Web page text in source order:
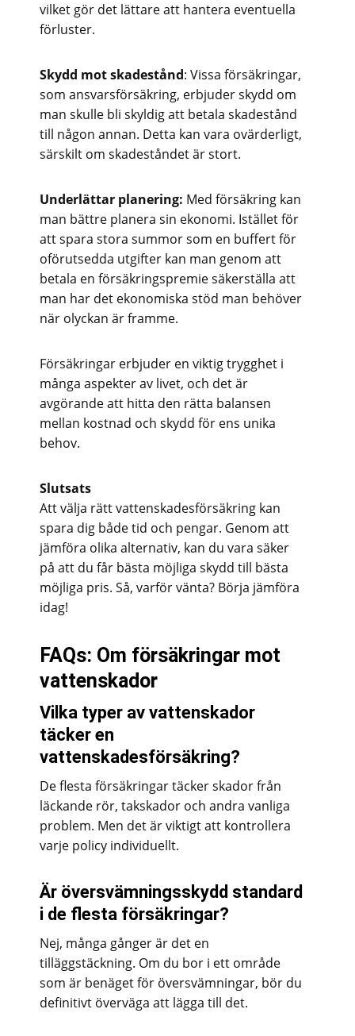
vilket gör det lättare att hantera eventuella
förluster.
Skydd mot skadestånd: Vissa försäkringar,
som ansvarsförsäkring, erbjuder skydd om
man skulle bli skyldig att betala skadestånd
till någon annan. Detta kan vara ovärderligt,
särskilt om skadeståndet är stort.
Underlättar planering: Med försäkring kan
man bättre planera sin ekonomi. Istället för
att spara stora summor som en buffert för
oförutsedda utgifter kan man genom att
betala en försäkringspremie säkerställa att
man har det ekonomiska stöd man behöver
när olyckan är framme.
Försäkringar erbjuder en viktig trygghet i
många aspekter av livet, och det är
avgörande att hitta den rätta balansen
mellan kostnad och skydd för ens unika
behov.
Slutsats
Att välja rätt vattenskadesförsäkring kan
spara dig både tid och pengar. Genom att
jämföra olika alternativ, kan du vara säker
på att du får bästa möjliga skydd till bästa
möjliga pris. Så, varför vänta? Börja jämföra
idag!
FAQs: Om försäkringar mot
vattenskador
Vilka typer av vattenskador
täcker en
vattenskadesförsäkring?
De flesta försäkringar täcker skador från
läckande rör, takskador och andra vanliga
problem. Men det är viktigt att kontrollera
varje policy individuellt.
Är översvämningsskydd standard
i de flesta försäkringar?
Nej, många gånger är det en
tilläggstäckning. Om du bor i ett område
som är benäget för översvämningar, bör du
definitivt överväga att lägga till det.